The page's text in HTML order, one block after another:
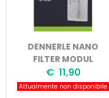
DENNERLE NANO
FILTER MODUL
€ 11,90
Attualmente non disponibile